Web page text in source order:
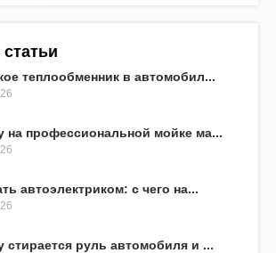
теплообменник в автомобил...
на профессиональной мойке ма...
автоэлектриком: с чего на...
стирается руль автомобиля и ...